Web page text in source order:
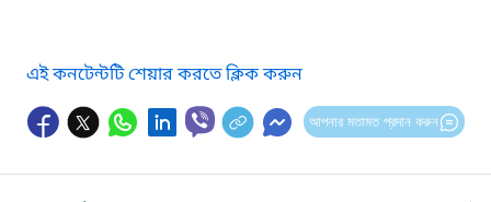
এই কনটেন্টটি শেয়ার করতে ক্লিক করুন
আপনার মতামত প্রদান করুন